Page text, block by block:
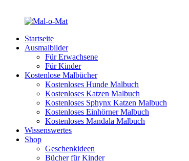
Startseite
Ausmalbilder
Für Erwachsene
Für Kinder
Kostenlose Malbücher
Kostenloses Hunde Malbuch
Kostenloses Katzen Malbuch
Kostenloses Sphynx Katzen Malbuch
Kostenloses Einhörner Malbuch
Kostenloses Mandala Malbuch
Wissenswertes
Shop
Geschenkideen
Bücher für Kinder